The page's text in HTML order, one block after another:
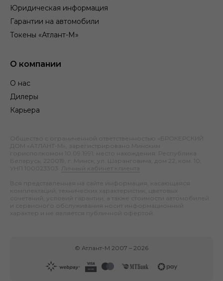
Юридическая информация
Гарантии на автомобили
Токены «Атлант-М»
О компании
О нас
Дилеры
Карьера
Общество с ограниченной ответственностью «БРОКЕРСКИЙ
ДОМ «АТЛАНТ-М», зарегистрировано Минским
горисполкомом 10.09.1991; место нахождения: Республика
Беларусь, 220019, г. Минск, ул. Шаранговича, дом 22, ком. 10;
УНП 100023303.
Личный кабинет клиента
Вся представленная на сайте информация, касающаяся
комплектаций, технических характеристик, цветовых
сочетаний, условий гарантии, а также стоимости автомобилей
и сервисного обслуживания носит информационный
характер и не является публичной офертой.
© Атлант-М 2007 – 2026